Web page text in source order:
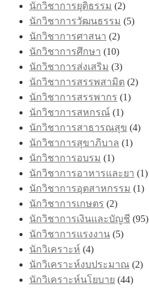
นักวิชาการยุติธรรม (2)
นักวิชาการวัฒนธรรม (5)
นักวิชาการศาสนา (2)
นักวิชาการศึกษา (10)
นักวิชาการส่งเสริม (3)
นักวิชาการสรรพสามิต (2)
นักวิชาการสรรพากร (1)
นักวิชาการสหกรณ์ (1)
นักวิชาการสาธารณสุข (4)
นักวิชาการสุขาภิบาล (1)
นักวิชาการอบรม (1)
นักวิชาการอาหารและยา (1)
นักวิชาการอุตสาหกรรม (1)
นักวิชาการเกษตร (2)
นักวิชาการเงินและบัญชี (95)
นักวิชาการแรงงาน (5)
นักวิเคราะห์ (4)
นักวิเคราะห์งบประมาณ (2)
นักวิเคราะห์นโยบาย (44)